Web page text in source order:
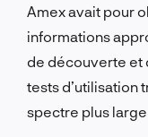
Amex avait pour
informations
de découverte et
tests d’utilisation
spectre plus